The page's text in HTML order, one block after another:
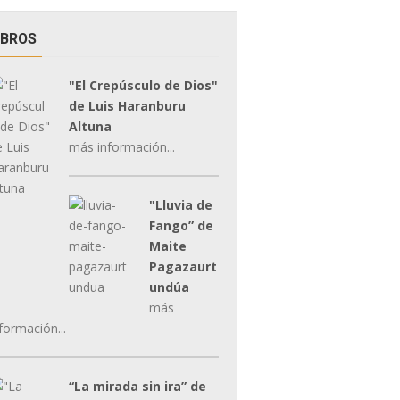
"El Crepúsculo de Dios"
de Luis Haranburu
Altuna
más información...
"Lluvia de
Fango” de
Maite
Pagazaurt
undúa
más
“La mirada sin ira” de